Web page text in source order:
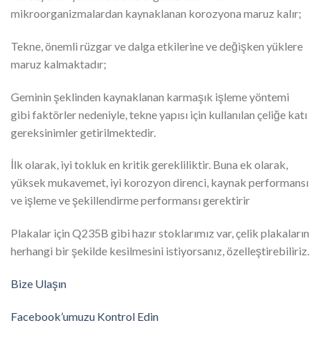
mikroorganizmalardan kaynaklanan korozyona maruz kalır;
Tekne, önemli rüzgar ve dalga etkilerine ve değişken yüklere
maruz kalmaktadır;
Geminin şeklinden kaynaklanan karmaşık işleme yöntemi
gibi faktörler nedeniyle, tekne yapısı için kullanılan çeliğe katı
gereksinimler getirilmektedir.
İlk olarak, iyi tokluk en kritik gerekliliktir. Buna ek olarak,
yüksek mukavemet, iyi korozyon direnci, kaynak performansı
ve işleme ve şekillendirme performansı gerektirir
Plakalar için Q235B gibi hazır stoklarımız var, çelik plakaların
herhangi bir şekilde kesilmesini istiyorsanız, özelleştirebiliriz.
Bize Ulaşın
Facebook’umuzu Kontrol Edin